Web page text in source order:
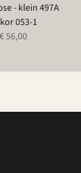
- klein 497A
053-1
€ 56,00